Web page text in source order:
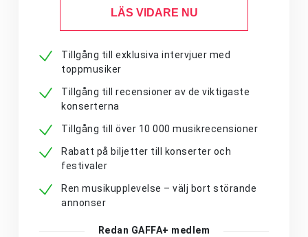
LÄS VIDARE NU
Tillgång till exklusiva intervjuer med
toppmusiker
Tillgång till recensioner av de viktigaste
konserterna
Tillgång till över 10 000 musikrecensioner
Rabatt på biljetter till konserter och
festivaler
Ren musikupplevelse – välj bort störande
annonser
Redan GAFFA+ medlem